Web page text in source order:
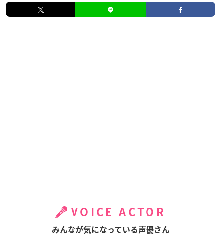
VOICE ACTOR
みんなが気になっている声優さん